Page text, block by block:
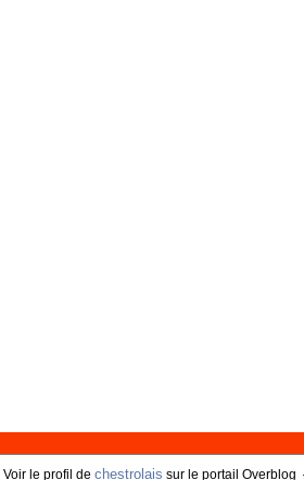
Voir le profil de chestrolais sur le portail Overblog